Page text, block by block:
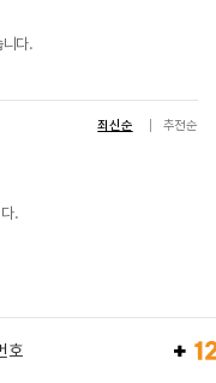
다.
최신순 추천순
.
호